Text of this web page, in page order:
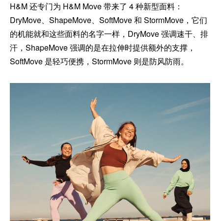
H&M 还专门为 H&M Move 带来了 4 种新型面料：
DryMove、ShapeMove、SoftMove 和 StormMove，它们
的机能就和这些面料的名字一样，DryMove 强调速干、排
汗，ShapeMove 强调的是在拉伸时提供额外的支撑，
SoftMove 是轻巧便携，StormMove 则是防风防雨。